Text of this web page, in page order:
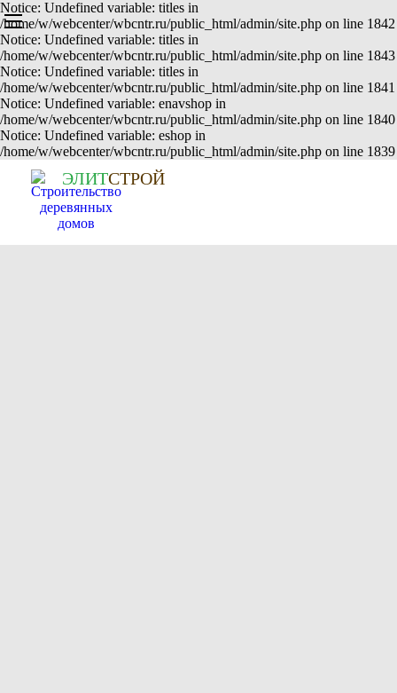
Notice: Undefined variable: titles in
/home/w/webcenter/wbcntr.ru/public_html/admin/site.php on line 1842
Notice: Undefined variable: titles in
/home/w/webcenter/wbcntr.ru/public_html/admin/site.php on line 1843
Notice: Undefined variable: titles in
/home/w/webcenter/wbcntr.ru/public_html/admin/site.php on line 1841
Notice: Undefined variable: enavshop in
/home/w/webcenter/wbcntr.ru/public_html/admin/site.php on line 1840
Notice: Undefined variable: eshop in
/home/w/webcenter/wbcntr.ru/public_html/admin/site.php on line 1839
ЭЛИТСТРОЙ